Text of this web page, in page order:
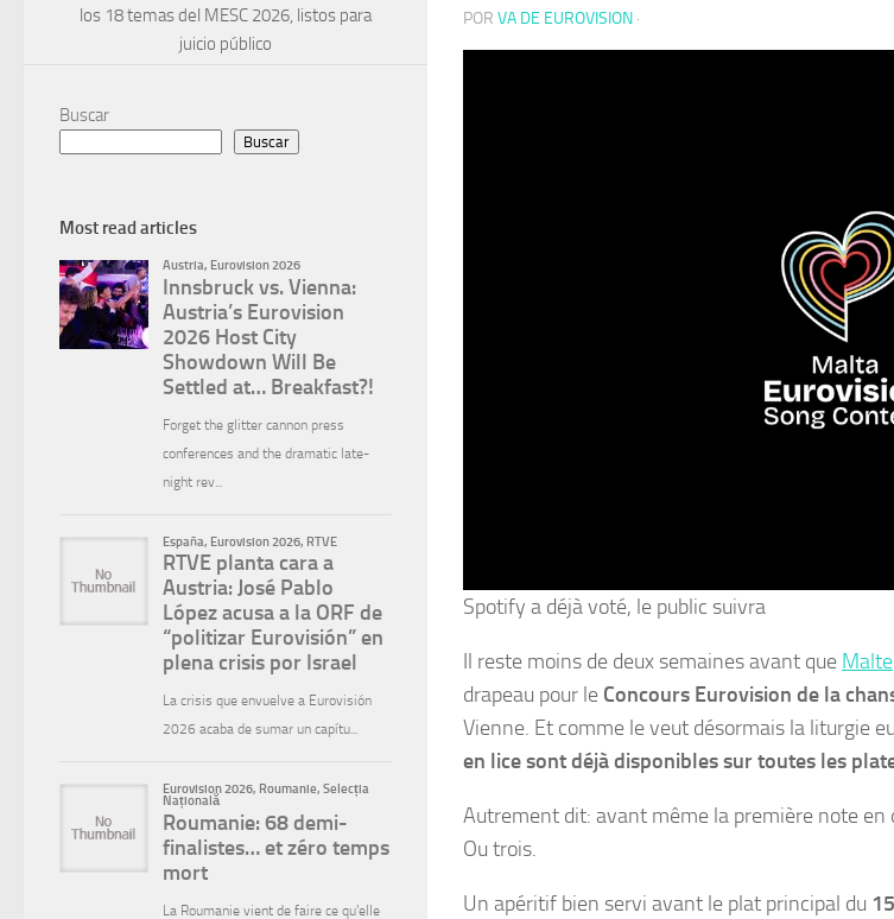
POR VA DE EUROVISION ·
Spotify a déjà voté, le public suivra
Il reste moins de deux semaines avant que Malte
drapeau pour le Concours Eurovision de la
Vienne. Et comme le veut désormais la liturgie
en lice sont déjà disponibles sur toutes les
Autrement dit: avant même la première note en
Ou trois.
Un apéritif bien servi avant le plat principal du
los 18 temas del MESC 2026, listos para
juicio público
Buscar
Buscar
Most read articles